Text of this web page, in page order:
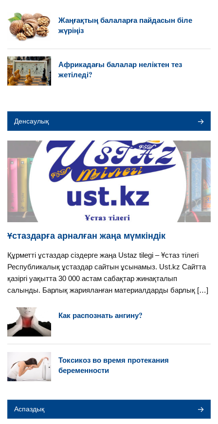
Жаңғақтың балаларға пайдасын біле
жүріңіз
Африкадағы балалар неліктен тез
жетіледі?
Денсаулық
Ұстаздарға арналған жаңа мүмкіндік
Құрметті ұстаздар сіздерге жаңа Ustaz tilegi – Ұстаз тілегі
Республикалық ұстаздар сайтын ұсынамыз. Ust.kz Сайтта
қазіргі уақытта 30 000 астам сабақтар жинақталып
салынды. Барлық жарияланған материалдарды барлық […]
Как распознать ангину?
Токсикоз во время протекания
беременности
Аспаздық